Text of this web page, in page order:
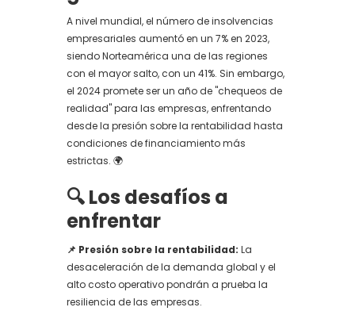
A nivel mundial, el número de insolvencias
empresariales aumentó en un 7% en 2023,
siendo Norteamérica una de las regiones
con el mayor salto, con un 41%. Sin embargo,
el 2024 promete ser un año de "chequeos de
realidad" para las empresas, enfrentando
desde la presión sobre la rentabilidad hasta
condiciones de financiamiento más
estrictas. 🌍
🔍 Los desafíos a
enfrentar
📌 Presión sobre la rentabilidad: La
desaceleración de la demanda global y el
alto costo operativo pondrán a prueba la
resiliencia de las empresas.